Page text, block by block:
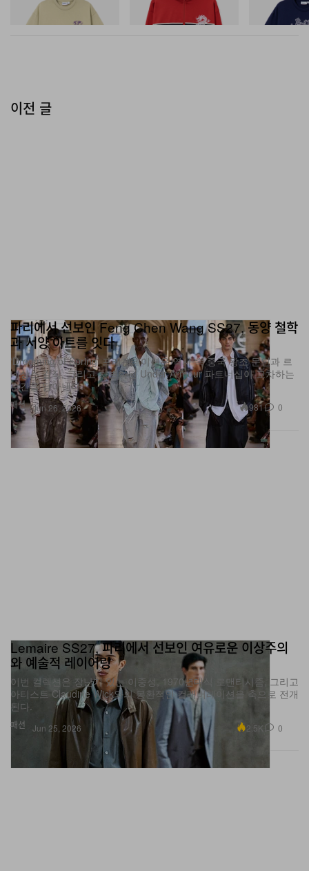
적인 실루엣의 커스텀 타이 클립, 커프링크스, 실버 몰드 칼
쇼핑하기
쇼핑하기
쇼핑하기
이전 글
패션
파리에서 선보인 Feng Chen Wang SS27, 동양 철학
과 서양 아트를 잇다
‘Dreaming of Spring’ 프레젠테이션은 역사 속 중국 왕조 문인과 르
네상스 걸작, 그리고 차별화된 Under Armour 파트너십이 교차하는
순간을 담아낸다.
Jun 26, 2026 981 0
패션
Lemaire SS27, 파리에서 선보인 여유로운 이상주의
와 예술적 레이어링
이번 컬렉션은 장난기 있는 이중성, 1970년대식 로맨티시즘, 그리고
아티스트 Claudine Wick와의 몽환적인 컬래버레이션을 축으로 전개
된다.
Jun 25, 2026 2.5K 0